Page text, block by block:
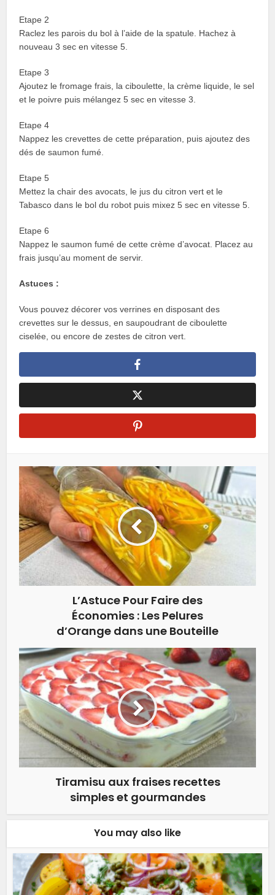
Etape 2
Raclez les parois du bol à l’aide de la spatule. Hachez à
nouveau 3 sec en vitesse 5.
Etape 3
Ajoutez le fromage frais, la ciboulette, la crème liquide, le sel
et le poivre puis mélangez 5 sec en vitesse 3.
Etape 4
Nappez les crevettes de cette préparation, puis ajoutez des
dés de saumon fumé.
Etape 5
Mettez la chair des avocats, le jus du citron vert et le
Tabasco dans le bol du robot puis mixez 5 sec en vitesse 5.
Etape 6
Nappez le saumon fumé de cette crème d’avocat. Placez au
frais jusqu’au moment de servir.
Astuces :
Vous pouvez décorer vos verrines en disposant des
crevettes sur le dessus, en saupoudrant de ciboulette
ciselée, ou encore de zestes de citron vert.
L’Astuce Pour Faire des
Économies : Les Pelures
d’Orange dans une Bouteille
Tiramisu aux fraises recettes
simples et gourmandes
You may also like